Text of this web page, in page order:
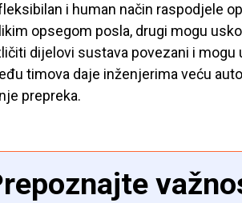
i human način raspodjele
opsegom posla, drugi mogu
dijelovi sustava povezani i
timova daje inženjerima veću
prepreka.